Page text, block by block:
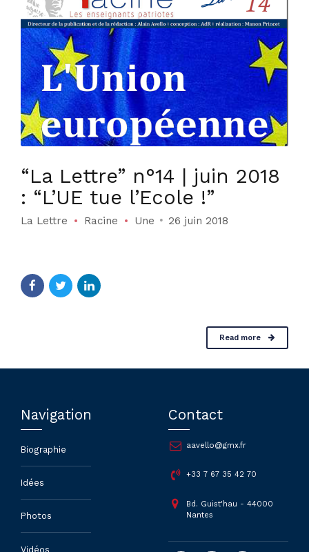
“La Lettre” n°14 | juin 2018
: “L’UE tue l’Ecole !”
La Lettre Racine Une 26 juin 2018
Read more
Navigation
Biographie
Idées
Photos
Vidéos
Contact
aavello@gmx.fr
+33 7 67 35 42 70
Bd. Guist'hau - 44000
Nantes